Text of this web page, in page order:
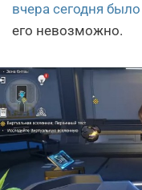
вчера сегодня
его невозможно.